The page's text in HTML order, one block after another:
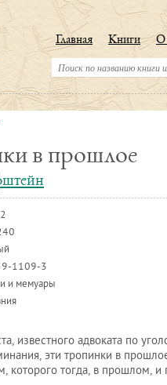
Главная Книги О
в прошлое
1109-3
и мемуары
известного адвоката по
эти тропинки в
которого тогда, в прошлом, и